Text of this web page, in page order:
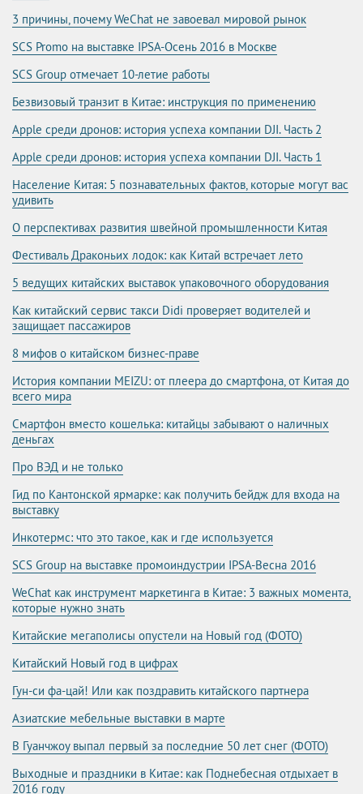
3 причины, почему WeChat не завоевал мировой рынок
SCS Promo на выставке IPSA-Осень 2016 в Москве
SCS Group отмечает 10-летие работы
Безвизовый транзит в Китае: инструкция по применению
Apple среди дронов: история успеха компании DJI. Часть 2
Apple среди дронов: история успеха компании DJI. Часть 1
Население Китая: 5 познавательных фактов, которые могут вас
удивить
О перспективах развития швейной промышленности Китая
Фестиваль Драконьих лодок: как Китай встречает лето
5 ведущих китайских выставок упаковочного оборудования
Как китайский сервис такси Didi проверяет водителей и
защищает пассажиров
8 мифов о китайском бизнес-праве
История компании MEIZU: от плеера до смартфона, от Китая до
всего мира
Смартфон вместо кошелька: китайцы забывают о наличных
деньгах
Про ВЭД и не только
Гид по Кантонской ярмарке: как получить бейдж для входа на
выставку
Инкотермс: что это такое, как и где используется
SCS Group на выставке промоиндустрии IPSA-Весна 2016
WeChat как инструмент маркетинга в Китае: 3 важных момента,
которые нужно знать
Китайские мегаполисы опустели на Новый год (ФОТО)
Китайский Новый год в цифрах
Гун-си фа-цай! Или как поздравить китайского партнера
Азиатские мебельные выставки в марте
В Гуанчжоу выпал первый за последние 50 лет снег (ФОТО)
Выходные и праздники в Китае: как Поднебесная отдыхает в
2016 году